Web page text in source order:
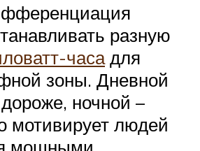
разную
часадля
зоны. Дневной
ночной –
мотивирует людей